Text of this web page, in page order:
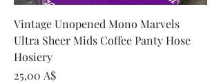
Vintage Unopened Mono Marvels
Ultra Sheer Mids Coffee Panty Hose
Hosiery
Цена
25,00 A$